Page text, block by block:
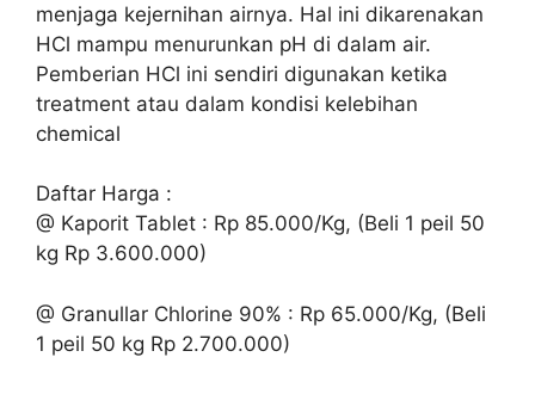
menjaga kejernihan airnya. Hal ini dikarenakan
HCl mampu menurunkan pH di dalam air.
Pemberian HCl ini sendiri digunakan ketika
treatment atau dalam kondisi kelebihan
chemical
Daftar Harga :
@ Kaporit Tablet : Rp 85.000/Kg, (Beli 1 peil 50
kg Rp 3.600.000)
@ Granullar Chlorine 90% : Rp 65.000/Kg, (Beli
1 peil 50 kg Rp 2.700.000)